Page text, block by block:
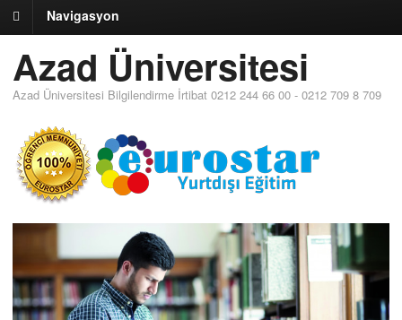
Navigasyon
Azad Üniversitesi
Azad Üniversitesi Bilgilendirme İrtibat 0212 244 66 00 - 0212 709 8 709